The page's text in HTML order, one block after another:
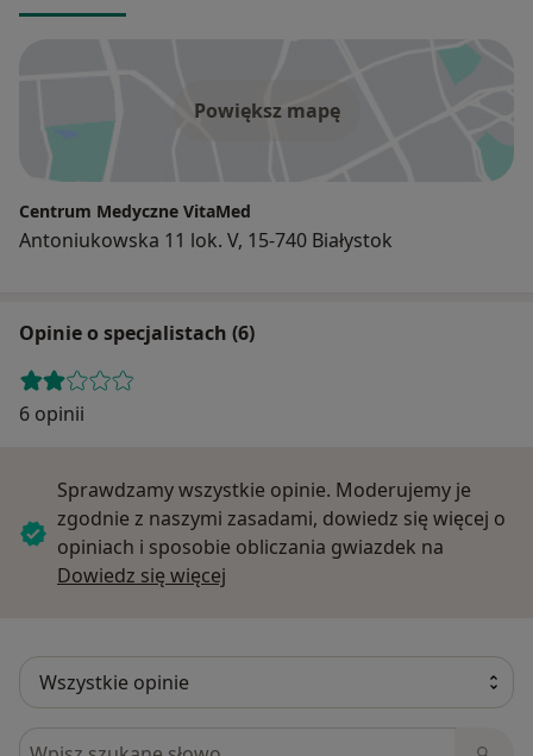
Powiększ mapę
Centrum Medyczne VitaMed
Antoniukowska 11 lok. V, 15-740 Białystok
Opinie o specjalistach (6)
6 opinii
Sprawdzamy wszystkie opinie. Moderujemy je
zgodnie z naszymi zasadami, dowiedz się więcej o
opiniach i sposobie obliczania gwiazdek na
Dowiedz się więcej
Szukaj w opiniach